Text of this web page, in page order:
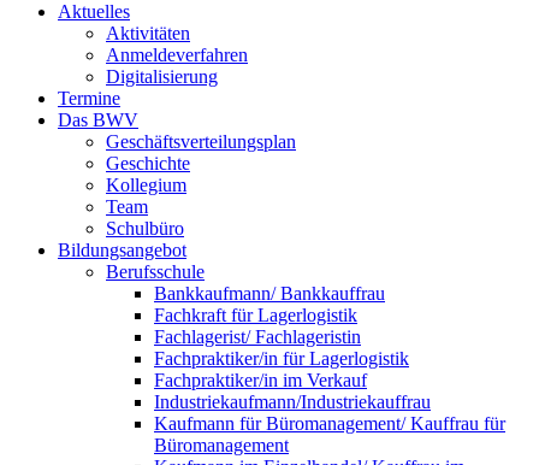
Aktuelles
Aktivitäten
Anmeldeverfahren
Digitalisierung
Termine
Das BWV
Geschäftsverteilungsplan
Geschichte
Kollegium
Team
Schulbüro
Bildungsangebot
Berufsschule
Bankkaufmann/ Bankkauffrau
Fachkraft für Lagerlogistik
Fachlagerist/ Fachlageristin
Fachpraktiker/in für Lagerlogistik
Fachpraktiker/in im Verkauf
Industriekaufmann/Industriekauffrau
Kaufmann für Büromanagement/ Kauffrau für
Büromanagement